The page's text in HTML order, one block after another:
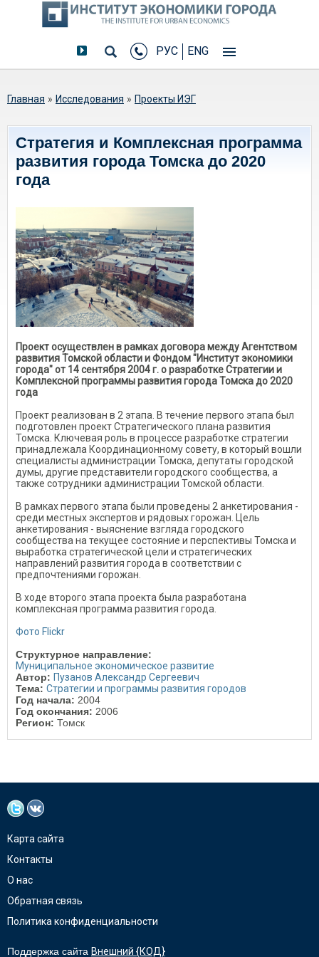
РУС ENG
Вы здесь
Главная » Исследования » Проекты ИЭГ
Стратегия и Комплексная программа
развития города Томска до 2020
года
Проект осуществлен в рамках договора между Агентством
развития Томской области и Фондом "Институт экономики
города" от 14 сентября 2004 г. о разработке Стратегии и
Комплексной программы развития города Томска до 2020
года
Проект реализован в 2 этапа. В течение первого этапа был
подготовлен проект Стратегического плана развития
Томска. Ключевая роль в процессе разработке стратегии
принадлежала Координационному совету, в который вошли
специалисты администрации Томска, депутаты городской
думы, другие представители городского сообщества, а
также сотрудники администрации Томской области.
В рамках первого этапа были проведены 2 анкетирования -
среди местных экспертов и рядовых горожан. Цель
анкетирования - выяснение взгляда городского
сообщества на текущее состояние и перспективы Томска и
выработка стратегической цели и стратегических
направлений развития города в соответствии с
предпочтениями горожан.
В ходе второго этапа проекта была разработана
комплексная программа развития города.
Фото Flickr
Структурное направление:
Муниципальное экономическое развитие
Автор: Пузанов Александр Сергеевич
Тема: Стратегии и программы развития городов
Год начала: 2004
Год окончания: 2006
Регион: Томск
Карта сайта
Контакты
О нас
Обратная связь
Политика конфиденциальности
Поддержка сайта Внешний {КОД}